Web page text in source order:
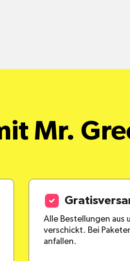
Mr.
Alle Bestellungen aus
verschickt. Bei
anfallen.